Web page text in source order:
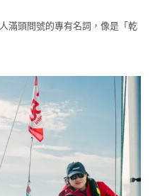
滿頭問號的專有名詞，像是「乾